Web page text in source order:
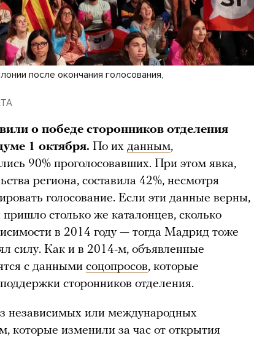
после окончания голосования,
о победе сторонников отделения
1 октября. По их данным,
90% проголосовавших. При этом явка,
региона, составила 42%, несмотря
голосование. Если эти данные верны,
пришло столько же каталонцев, сколько
в 2014 году — тогда Мадрид тоже
силу. Как и в 2014-м, объявленные
с данными соцопросов, которые
сторонников отделения.
независимых или международных
которые изменили за час от открытия